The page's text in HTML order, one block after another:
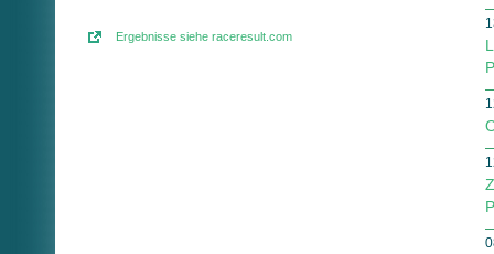
Ergebnisse siehe raceresult.com